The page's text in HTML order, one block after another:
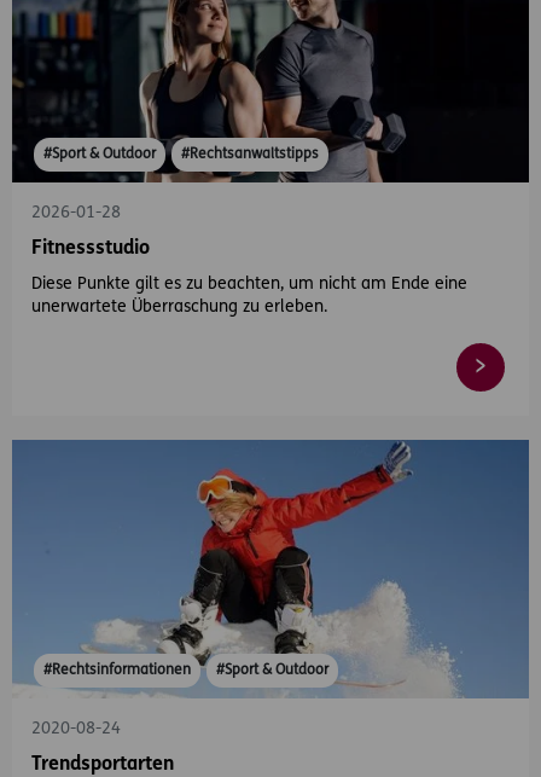
#Sport & Outdoor #Rechtsanwaltstipps
2026-01-28
Fitnessstudio
Diese Punkte gilt es zu beachten, um nicht am Ende eine
unerwartete Überraschung zu erleben.
#Rechtsinformationen #Sport & Outdoor
2020-08-24
Trendsportarten